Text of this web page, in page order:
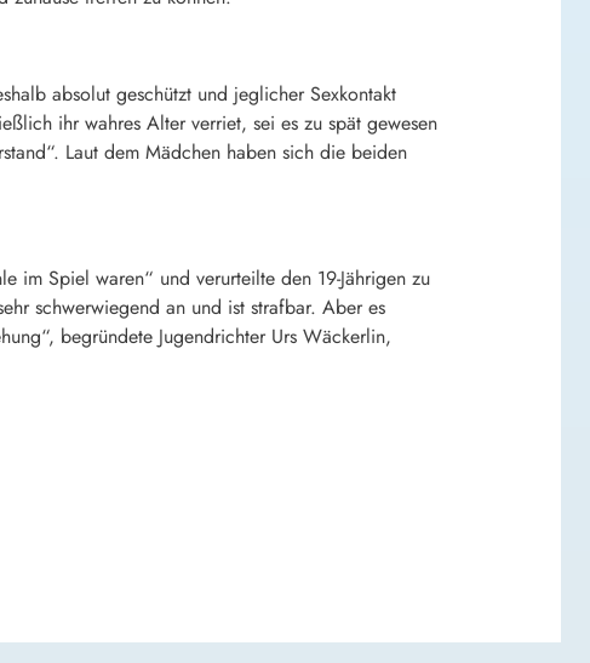
absolut geschützt und jeglicher Sexkontakt
ihr wahres Alter verriet, sei es zu spät gewesen
Laut dem Mädchen haben sich die beiden
im Spiel waren“ und verurteilte den 19-Jährigen zu
schwerwiegend an und ist strafbar. Aber es
begründete Jugendrichter Urs Wäckerlin,